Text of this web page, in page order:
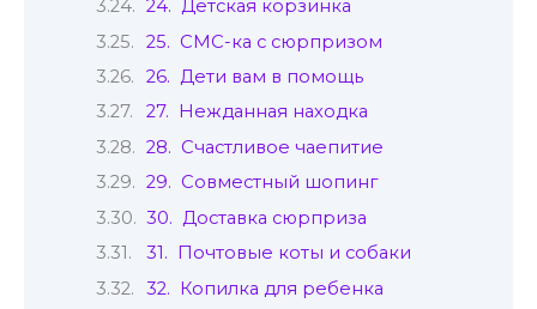
24. Детская корзинка
25. СМС-ка с сюрпризом
26. Дети вам в помощь
27. Нежданная находка
28. Счастливое чаепитие
29. Совместный шопинг
30. Доставка сюрприза
31. Почтовые коты и собаки
32. Копилка для ребенка